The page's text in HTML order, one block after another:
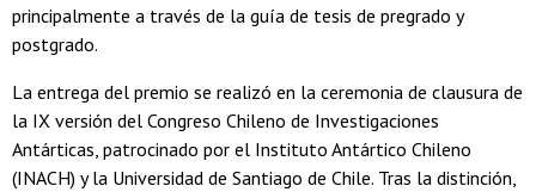
principalmente a través de la guía de tesis de pregrado y
postgrado.
La entrega del premio se realizó en la ceremonia de clausura de
la IX versión del Congreso Chileno de Investigaciones
Antárticas, patrocinado por el Instituto Antártico Chileno
(INACH) y la Universidad de Santiago de Chile. Tras la distinción,